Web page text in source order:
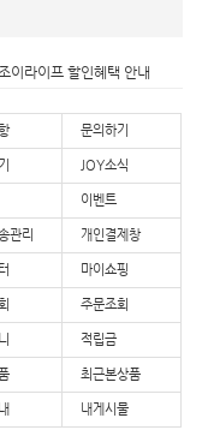
이라이프 배송공지
이라이프 리뷰적립금 안내
문의하기
JOY소식
이벤트
관리 개인결제창
마이쇼핑
주문조회
적립금
최근본상품
내게시물